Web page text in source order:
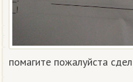
помагите пожалуйста